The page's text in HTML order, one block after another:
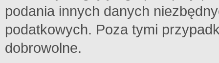
podania innych danych
podatkowych. Poza tymi
dobrowolne.